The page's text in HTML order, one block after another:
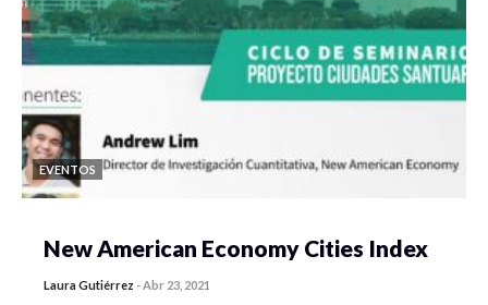
EVENTOS
New American Economy Cities Index
Laura Gutiérrez -Abr 23, 2021